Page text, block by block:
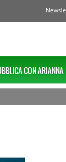
CON ARIANNA